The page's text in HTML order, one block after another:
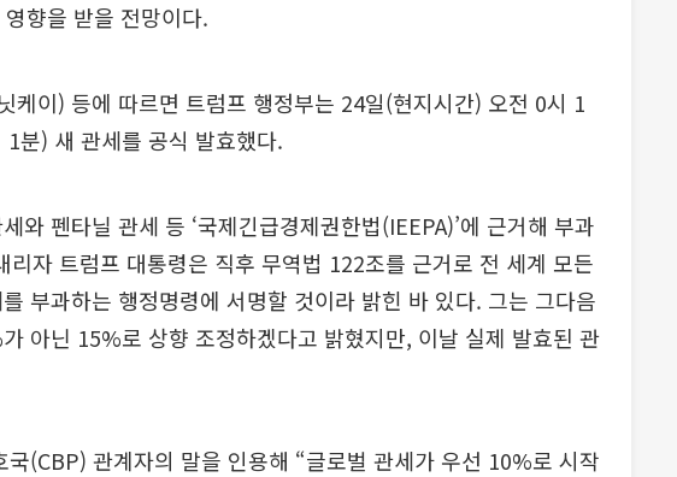
향을 받을 전망이다.
케이) 등에 따르면 트럼프 행정부는 24일(현지시간) 오전 0시 1
분) 새 관세를 공식 발효했다.
와 펜타닐 관세 등 ‘국제긴급경제권한법(IEEPA)’에 근거해 부과
리자 트럼프 대통령은 직후 무역법 122조를 근거로 전 세계 모든
부과하는 행정명령에 서명할 것이라 밝힌 바 있다. 그는 그다음
아닌 15%로 상향 조정하겠다고 밝혔지만, 이날 실제 발효된 관
국(CBP) 관계자의 말을 인용해 “글로벌 관세가 우선 10%로 시작